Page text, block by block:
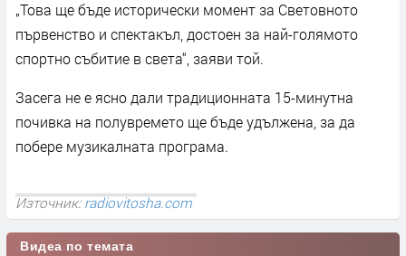
„Това ще бъде исторически момент за Световното
първенство и спектакъл, достоен за най-голямото
спортно събитие в света“, заяви той.
Засега не е ясно дали традиционната 15-минутна
почивка на полувремето ще бъде удължена, за да
побере музикалната програма.
Източник:radiovitosha.com
Видеа по темата